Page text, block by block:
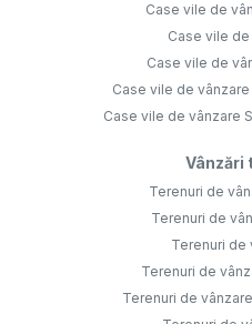
Case vile de
Case vile
Case vile de
Case vile de
Case vile de vânzare
Vânzări
Terenuri de
Terenuri de
Terenuri de
Terenuri de
Terenuri de